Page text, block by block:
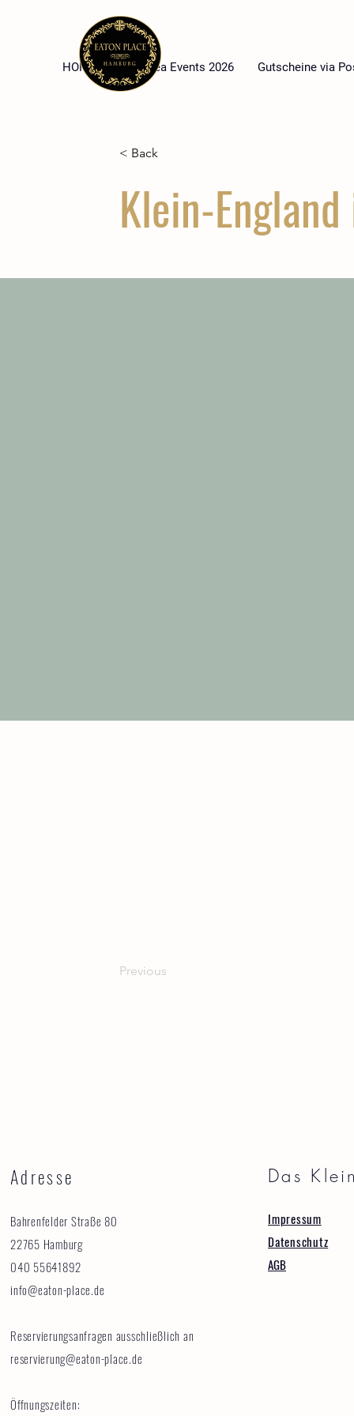
HOME High Tea Events 2026 Gutscheine via
< Back
Klein-
Previous
Adresse
Bahrenfelder Straße 80
22765 Hamburg
040 55641892
info@eaton-place.de
Reservierungsanfragen ausschließlich an
reservierung@eaton-place.de
Öffnungszeiten:
Das
Impressum
Datenschutz
AGB